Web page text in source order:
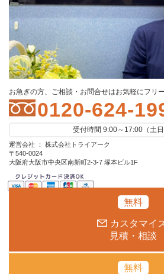
お急ぎの方、ご相談・お問合せはお気軽にフリ
運営会社 ： 株式会社トライアーク
〒540-0024
大阪府大阪市中央区南新町2-3-7 塚本ビル1F
0120-624-
受付時間 9:00～17:00（土日
無料
カスタマイ
見積・相談
無料